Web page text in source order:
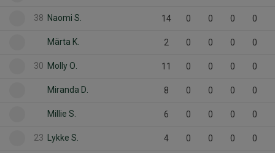
38 Naomi S. 14 0 0 0 0
Märta K. 2 0 0 0 0
30 Molly O. 11 0 0 0 0
Miranda D. 8 0 0 0 0
Millie S. 6 0 0 0 0
23 Lykke S. 4 0 0 0 0